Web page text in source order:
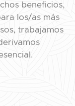
beneficios,
los/as más
trabajamos